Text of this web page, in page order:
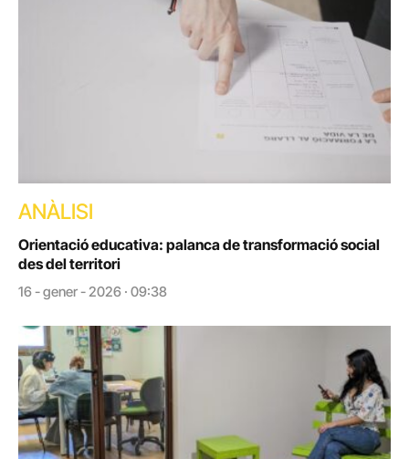
ANÀLISI
Orientació educativa: palanca de transformació social
des del territori
16 - gener - 2026 · 09:38